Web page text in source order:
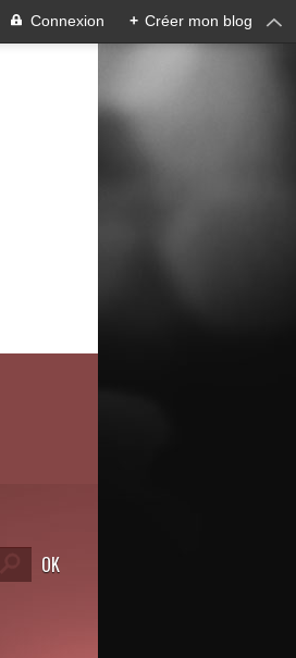
Connexion + Créer mon blog